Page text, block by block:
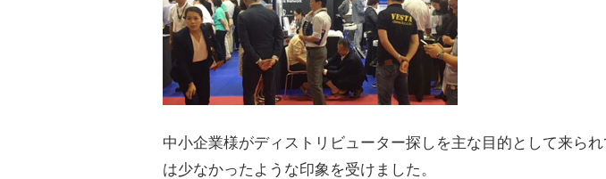
中小企業様がディストリビューター探しを主な目的として来ら
は少なかったような印象を受けました。